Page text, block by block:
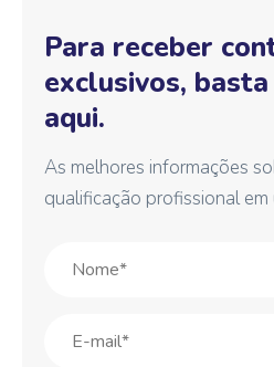
Para receber
exclusivos,
aqui.
As melhores informações
qualificação profissional em